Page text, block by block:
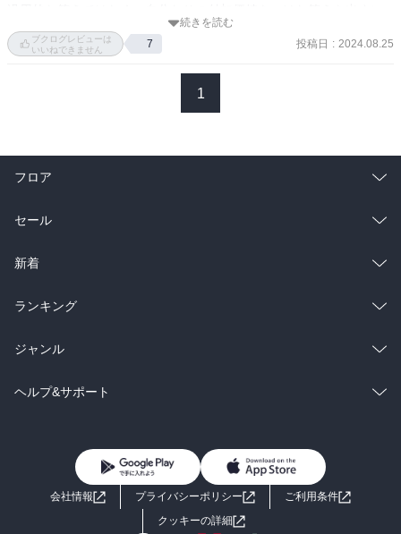
1章:論証(ロジカルシンキングの基本原則)
・伝えたいことと支えとなる理由をお互いに繋ぎ合わせ、自分の主
張の正しさを示すことが論調。
問い　新しいおもちゃを買うべきか？
・論理と情理が合わさって初めて腹落ちする
・繋げて考える、が演繹法
例)
②個別事象_コロは犬である
①報告資料の全体構成を組み立てる
3.キラーチャートの前後をつなぎ最初と最後を橋渡しする
3章:論証の第二の方法(結論に引き上げる帰納的思考法)
・帰納的思考法とはひとことにまとめる
└個別事例で、イギリスの白鳥は白い・フランスの白鳥は白い・××の
は、「QADIサイクル」が重要。
Q：問い
続きを読む
ブクログレビューは
いいねできません
7 投稿日 : 2024.08.25
1
フロア
総合
ラノベ
雑誌・グラビア
BL・TL
セール
総合
ラノベ
雑誌・グラビア
BL・TL
新着
総合
ラノベ
雑誌・グラビア
ランキング
総合
ラノベ
ジャンル
コミック
ライトノベル 男子向けラノベ
小説
ヘルプ&サポート
よくあるご質問 お問い合わせ
会社情報 プライバシーポリシー
ご利用条件
クッキーの詳細